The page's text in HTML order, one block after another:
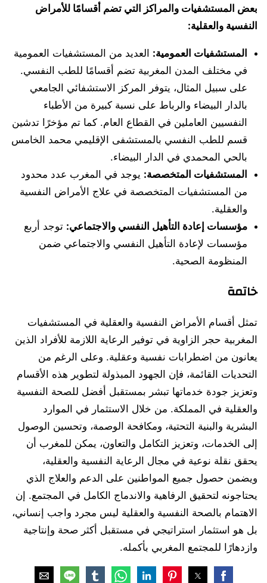
بعض المستشفيات والمراكز التي تضم أقسامًا للأمراض
النفسية والعقلية:
المستشفيات العمومية: العديد من المستشفيات العمومية
في مختلف المدن المغربية تضم أقسامًا للطب النفسي.
على سبيل المثال، يتوفر المركز الاستشفائي الجامعي
بالدار البيضاء والرباط على نسبة كبيرة من الأطباء
النفسيين العاملين في القطاع العام. كما تم مؤخرًا تدشين
قسم للطب النفسي بالمستشفى الإقليمي محمد الخامس
بالحي المحمدي في الدار البيضاء.
المستشفيات المتخصصة: يوجد في المغرب عدد محدود
من المستشفيات المتخصصة في علاج الأمراض النفسية
والعقلية.
مؤسسات إعادة التأهيل النفسي والاجتماعي: توجد أربع
مؤسسات لإعادة التأهيل النفسي والاجتماعي ضمن
المنظومة الصحية.
خاتمة
تمثل أقسام الأمراض النفسية والعقلية في المستشفيات
المغربية حجر الزاوية في توفير الرعاية اللازمة للأفراد الذين
يعانون من اضطرابات نفسية وعقلية. وعلى الرغم من
التحديات القائمة، فإن الجهود المبذولة لتطوير هذه الأقسام
وتعزيز جودة خدماتها تبشر بمستقبل أفضل للصحة النفسية
والعقلية في المملكة. من خلال الاستثمار في الموارد
البشرية والبنية التحتية، ومكافحة الوصمة، وتحسين الوصول
إلى الخدمات، وتعزيز التكامل والتعاون، يمكن للمغرب أن
يحقق نقلة نوعية في مجال الرعاية النفسية والعقلية،
ويضمن حصول جميع المواطنين على الدعم والعلاج الذي
يحتاجونه لتحقيق الرفاهية والاندماج الكامل في المجتمع. إن
الاهتمام بالصحة النفسية والعقلية ليس مجرد واجب إنساني،
بل هو استثمار استراتيجي في مستقبل أكثر صحة وإنتاجية
وازدهارًا للمجتمع المغربي بأكمله.